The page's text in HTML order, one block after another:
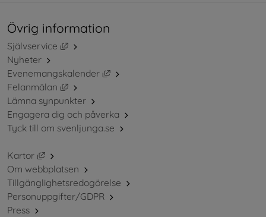
Övrig information
Självservice
Länk till annan webbplats, öppnas i nytt fönster.
Nyheter
Evenemangskalender
Länk till annan webbplats, öppnas i
Felanmälan
Länk till annan webbplats, öppnas i nytt fönster.
Lämna synpunkter
Engagera dig och påverka
Tyck till om svenljunga.se
Kartor
Länk till annan webbplats, öppnas i nytt fönster.
Om webbplatsen
Tillgänglighetsredogörelse
Personuppgifter/GDPR
Press